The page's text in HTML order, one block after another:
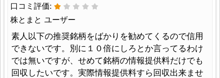
口コミ評価:
株とまと ユーザー
素人以下の推奨銘柄をばかりを勧めてくるので信用
できないです。別に１０倍にしろとか言ってるわけ
では無いですが、せめて銘柄の情報提供料だけでも
回収したいです。実際情報提供料すら回収出来ませ